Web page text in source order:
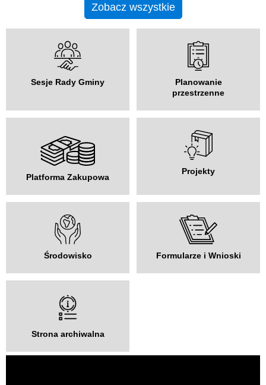
Zobacz wszystkie
Sesje Rady Gminy
Planowanie
przestrzenne
Platforma Zakupowa
Projekty
Środowisko Formularze i Wnioski
Strona archiwalna